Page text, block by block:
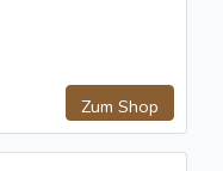
Zum Shop